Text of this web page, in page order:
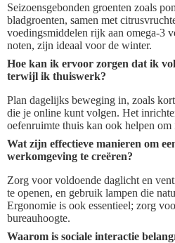
Seizoensgebonden groenten zoals
bladgroenten, samen met
voedingsmiddelen rijk aan omega-3
noten, zijn ideaal voor de winter.
Hoe kan ik ervoor zorgen dat ik
terwijl ik thuiswerk?
Plan dagelijks beweging in, zoals
die je online kunt volgen. Het
oefenruimte thuis kan ook helpen
Wat zijn effectieve manieren om
werkomgeving te creëren?
Zorg voor voldoende daglicht en
te openen, en gebruik lampen die
Ergonomie is ook essentieel; zorg
bureauhoogte.
Waarom is sociale interactie